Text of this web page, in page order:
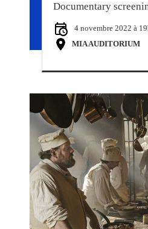
4 novembre 2022 à
MIA AUDITORIUM